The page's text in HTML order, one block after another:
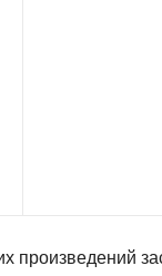
произведений